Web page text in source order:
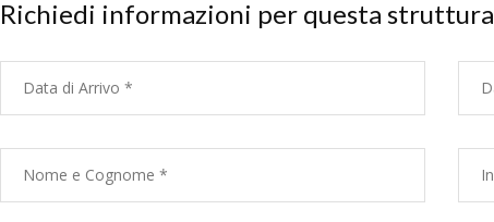
Richiedi informazioni per questa struttura